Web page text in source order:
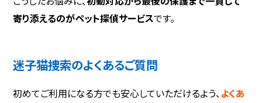
寄り添えるのがペット探偵サービスです。
迷子猫捜索のよくあるご質問
初めてご利用になる方でも安心していただけるよう、よくあ